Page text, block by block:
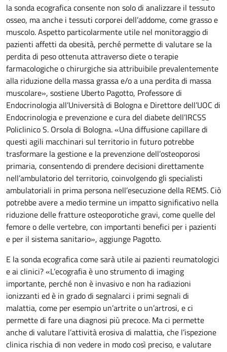
la sonda ecografica consente non solo di analizzare il tessuto
osseo, ma anche i tessuti corporei dell’addome, come grasso e
muscolo. Aspetto particolarmente utile nel monitoraggio di
pazienti affetti da obesità, perché permette di valutare se la
perdita di peso ottenuta attraverso diete o terapie
farmacologiche o chirurgiche sia attribuibile prevalentemente
alla riduzione della massa grassa e/o a una perdita di massa
muscolare», sostiene Uberto Pagotto, Professore di
Endocrinologia all’Università di Bologna e Direttore dell’UOC di
Endocrinologia e prevenzione e cura del diabete dell’IRCSS
Policlinico S. Orsola di Bologna. «Una diffusione capillare di
questi agili macchinari sul territorio in futuro potrebbe
trasformare la gestione e la prevenzione dell’osteoporosi
primaria, consentendo di prendere decisioni direttamente
nell’ambulatorio del territorio, coinvolgendo gli specialisti
ambulatoriali in prima persona nell’esecuzione della REMS. Ciò
potrebbe avere a medio termine un impatto significativo nella
riduzione delle fratture osteoporotiche gravi, come quelle del
femore o delle vertebre, con importanti benefici per i pazienti
e per il sistema sanitario», aggiunge Pagotto.
E la sonda ecografica come sarà utile ai pazienti reumatologici
e ai clinici? «L’ecografia è uno strumento di imaging
importante, perché non è invasivo e non ha radiazioni
ionizzanti ed è in grado di segnalarci i primi segnali di
malattia, come per esempio un’artrite o un’artrosi, e ci
permette di fare una diagnosi più precoce. Ma ci permette
anche di valutare l’attività erosiva di malattia, che l’ispezione
clinica rischia di non vedere in modo così preciso, e valutare